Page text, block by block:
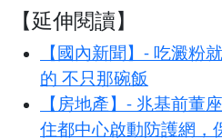
【延伸閱讀】
【國內新聞】- 吃澱粉
的 不只那碗飯
【房地產】- 兆基前董
住都中心啟動防護網，